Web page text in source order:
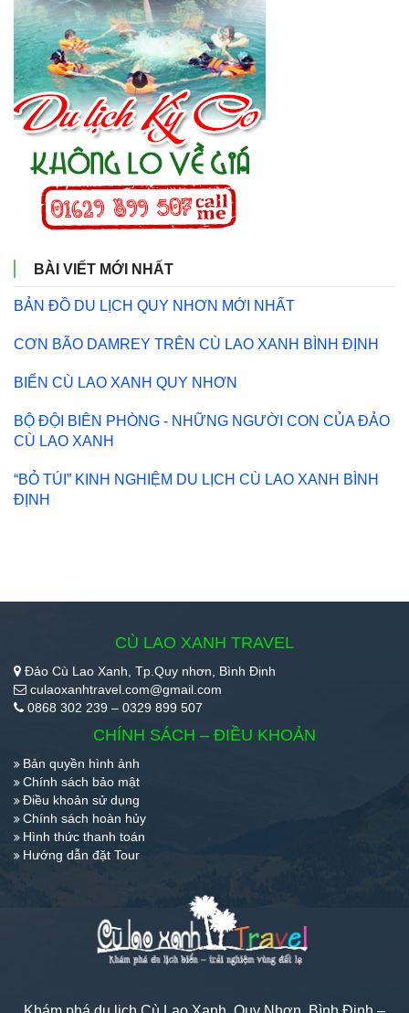
BÀI VIẾT MỚI NHẤT
BẢN ĐỒ DU LỊCH QUY NHƠN MỚI NHẤT
CƠN BÃO DAMREY TRÊN CÙ LAO XANH BÌNH ĐỊNH
BIỂN CÙ LAO XANH QUY NHƠN
BỘ ĐỘI BIÊN PHÒNG - NHỮNG NGƯỜI CON CỦA ĐẢO
CÙ LAO XANH
“BỎ TÚI” KINH NGHIỆM DU LỊCH CÙ LAO XANH BÌNH
ĐỊNH
CÙ LAO XANH TRAVEL
Đảo Cù Lao Xanh, Tp.Quy nhơn, Bình Định
culaoxanhtravel.com@gmail.com
0868 302 239 – 0329 899 507
CHÍNH SÁCH – ĐIỀU KHOẢN
Bản quyền hình ảnh
Chính sách bảo mật
Điều khoản sử dụng
Chính sách hoàn hủy
Hình thức thanh toán
Hướng dẫn đặt Tour